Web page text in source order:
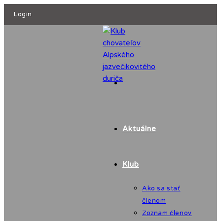
Login
Aktuálne
Klub
Ako sa stať
členom
Zoznam členov